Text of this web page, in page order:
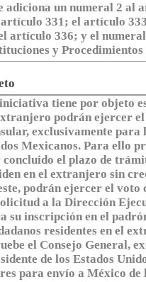
adiciona un numeral 2 al
331; el artículo
artículo 336; y el
y
tiene por objeto
podrán ejercer
exclusivamente para
Mexicanos. Para ello
el plazo de
en el extranjero sin
podrán ejercer el
a la Dirección
su inscripción en el
residentes en el
el Consejo General,
de los Estados
para envío a México